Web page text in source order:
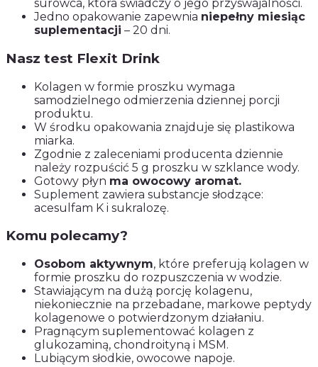
surowca, która świadczy o jego przyswajalności.
Jedno opakowanie zapewnia niepełny miesiąc
suplementacji – 20 dni.
Nasz test Flexit Drink
Kolagen w formie proszku wymaga
samodzielnego odmierzenia dziennej porcji
produktu.
W środku opakowania znajduje się plastikowa
miarka.
Zgodnie z zaleceniami producenta dziennie
należy rozpuścić 5 g proszku w szklance wody.
Gotowy płyn ma owocowy aromat.
Suplement zawiera substancje słodzące:
acesulfam K i sukralozę.
Komu polecamy?
Osobom aktywnym, które preferują kolagen w
formie proszku do rozpuszczenia w wodzie.
Stawiającym na dużą porcję kolagenu,
niekoniecznie na przebadane, markowe peptydy
kolagenowe o potwierdzonym działaniu.
Pragnącym suplementować kolagen z
glukozaminą, chondroityną i MSM.
Lubiącym słodkie, owocowe napoje.